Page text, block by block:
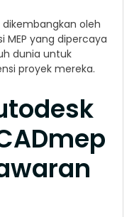
oleh
MEP yang dipercaya
dunia untuk
proyek mereka.